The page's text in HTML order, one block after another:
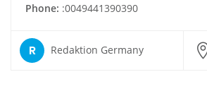
Phone: :0049441390390
R Redaktion Germany